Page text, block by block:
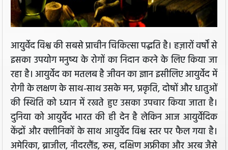
आयुर्वेद विश्व की सबसे प्राचीन चिकित्सा पद्धति है। हज़ारों वर्षों से
इसका उपयोग मनुष्य के रोगों का निदान करने के लिए किया जा
रहा है। आयुर्वेद का मतलब है जीवन का ज्ञान इसीलिए आयुर्वेद में
रोगी के लक्षण के साथ-साथ उसके मन, प्रकृति, दोषों और धातुओं
की स्थिति को ध्यान में रखते हुए उसका उपचार किया जाता है।
दुनिया को आयुर्वेद भारत की ही देन है लेकिन आज आयुर्वेदिक
केंद्रों और क्लीनिकों के साथ आयुर्वेद विश्व स्तर पर फैल गया है।
अमेरिका, ब्राजील, नीदरलैंड, रूस, दक्षिण अफ्रीका और अरब जैसे